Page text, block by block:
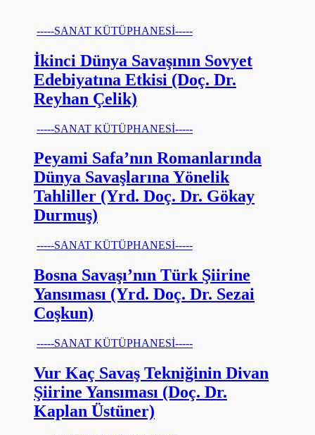
-----SANAT KÜTÜPHANESİ-----
İkinci Dünya Savaşının Sovyet
Edebiyatına Etkisi (Doç. Dr.
Reyhan Çelik)
-----SANAT KÜTÜPHANESİ-----
Peyami Safa’nın Romanlarında
Dünya Savaşlarına Yönelik
Tahliller (Yrd. Doç. Dr. Gökay
Durmuş)
-----SANAT KÜTÜPHANESİ-----
Bosna Savaşı’nın Türk Şiirine
Yansıması (Yrd. Doç. Dr. Sezai
Coşkun)
-----SANAT KÜTÜPHANESİ-----
Vur Kaç Savaş Tekniğinin Divan
Şiirine Yansıması (Doç. Dr.
Kaplan Üstüner)